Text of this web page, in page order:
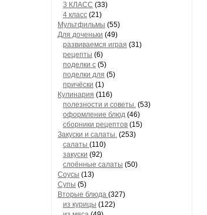
3 КЛАСС (33)
4 класс (21)
Мультфильмы (55)
Для доченьки (49)
развиваемся играя (31)
рецепты (6)
поделки с (5)
поделки для (5)
причёски (1)
Кулинария (116)
полезности и советы. (53)
оформление блюд (46)
сборники рецептов (15)
Закуски и салаты. (253)
салаты (110)
закуски (92)
слоённые салаты (50)
Соусы (13)
Супы (5)
Вторые блюда (327)
из курицы (122)